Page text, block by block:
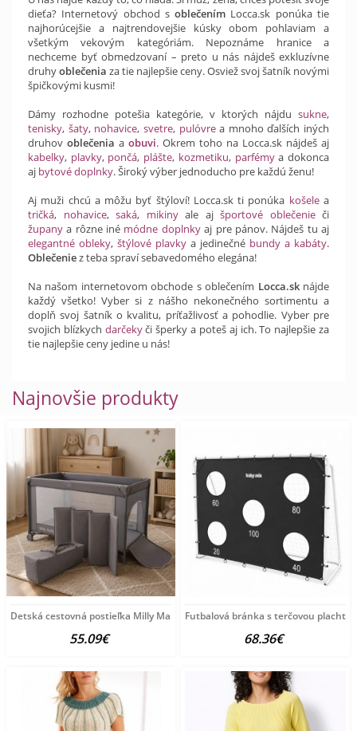
dieťa? Internetový obchod soblečením Locca.sk ponúka tie
najhorúcejšie a najtrendovejšie kúsky obom pohlaviam a
všetkým vekovým kategóriám. Nepoznáme hranice a
nechceme byť obmedzovaní – preto u nás nájdeš exkluzívne
druhyoblečenia za tie najlepšie ceny. Osviež svoj šatník novými
špičkovými kusmi!
Dámy rozhodne potešia kategórie, v ktorých nájdu sukne,
tenisky, šaty, nohavice, svetre, pulóvrea mnoho ďalších iných
druhov oblečenia a obuvi. Okrem toho na Locca.sk nájdeš aj
kabelky, plavky, pončá, plášte, kozmetiku, parfémya dokonca
aj bytové doplnky. Široký výber jednoducho pre každú ženu!
Aj muži chcú a môžu byť štýloví! Locca.sk ti ponúka košelea
tričká, nohavice, saká, mikinyale aj športové oblečenieči
župany a rôzne iné módne doplnkyaj pre pánov. Nájdeš tu aj
elegantné obleky, štýlové plavky a jedinečné bundy a kabáty.
Oblečeniez teba spraví sebavedomého elegána!
Na našom internetovom obchode s oblečením Locca.sknájde
každý všetko! Vyber si z nášho nekonečného sortimentu a
doplň svoj šatník o kvalitu, príťažlivosť a pohodlie. Vyber pre
svojich blízkych darčekyči šperky a poteš aj ich. To najlepšie za
tie najlepšie ceny jedine u nás!
Najnovšie produkty
Detská cestovná postieľka Milly Mally
55.09€
Futbalová bránka s terčovou
68.36€